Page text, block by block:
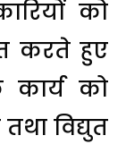
को
करते हुए
को
विद्युत